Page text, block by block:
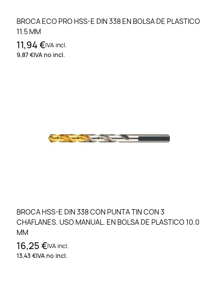
BROCA ECO PRO HSS-E DIN 338 EN BOLSA DE PLASTICO
11.5 MM
11,94 €IVA incl.
9,87 €IVA no incl.
BROCA HSS-E DIN 338 CON PUNTA TIN CON 3
CHAFLANES. USO MANUAL. EN BOLSA DE PLASTICO 10.0
MM
16,25 €IVA incl.
13,43 €IVA no incl.